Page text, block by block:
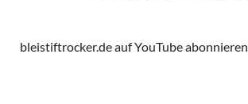
bleistiftrocker.de auf YouTube abonnieren